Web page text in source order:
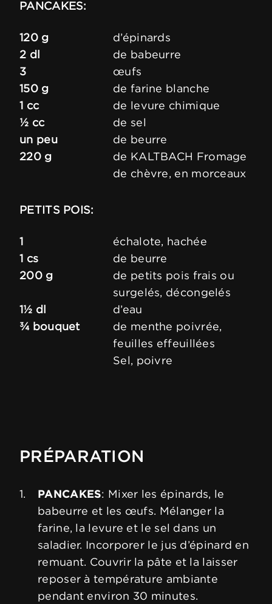
PANCAKES:
120 g
d’épinards
2 dl
de babeurre
3
œufs
150 g
de farine blanche
1 cc
de levure chimique
½ cc
de sel
un peu
de beurre
220 g
de KALTBACH Fromage
de chèvre, en morceaux
PETITS POIS:
1
échalote, hachée
1 cs
de beurre
200 g
de petits pois frais ou
surgelés, décongelés
1½ dl
d’eau
¾ bouquet
de menthe poivrée,
feuilles effeuillées
Sel, poivre
PRÉPARATION
PANCAKES: Mixer les épinards, le
babeurre et les œufs. Mélanger la
farine, la levure et le sel dans un
saladier. Incorporer le jus d’épinard en
remuant. Couvrir la pâte et la laisser
reposer à température ambiante
pendant environ 30 minutes.